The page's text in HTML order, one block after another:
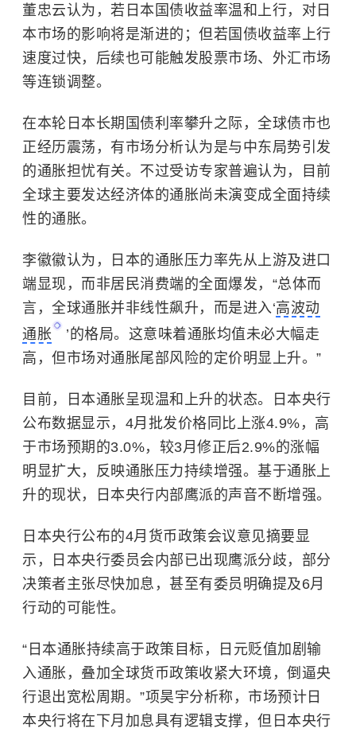
董忠云认为，若日本国债收益率温和上行，对日
本市场的影响将是渐进的；但若国债收益率上行
速度过快，后续也可能触发股票市场、外汇市场
等连锁调整。
在本轮日本长期国债利率攀升之际，全球债市也
正经历震荡，有市场分析认为是与中东局势引发
的通胀担忧有关。不过受访专家普遍认为，目前
全球主要发达经济体的通胀尚未演变成全面持续
性的通胀。
李徽徽认为，日本的通胀压力率先从上游及进口
端显现，而非居民消费端的全面爆发，“总体而
言，全球通胀并非线性飙升，而是进入‘高波动
通胀
’的格局。这意味着通胀均值未必大幅走
高，但市场对通胀尾部风险的定价明显上升。”
目前，日本通胀呈现温和上升的状态。日本央行
公布数据显示，4月批发价格同比上涨4.9%，高
于市场预期的3.0%，较3月修正后2.9%的涨幅
明显扩大，反映通胀压力持续增强。基于通胀上
升的现状，日本央行内部鹰派的声音不断增强。
日本央行公布的4月货币政策会议意见摘要显
示，日本央行委员会内部已出现鹰派分歧，部分
决策者主张尽快加息，甚至有委员明确提及6月
行动的可能性。
“日本通胀持续高于政策目标，日元贬值加剧输
入通胀，叠加全球货币政策收紧大环境，倒逼央
行退出宽松周期。”项昊宇分析称，市场预计日
本央行将在下月加息具有逻辑支撑，但日本央行